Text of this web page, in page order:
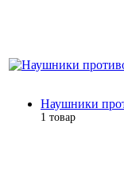
Наушники
1 товар